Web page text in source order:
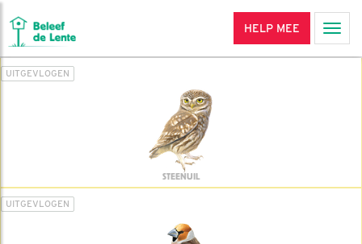
HELP MEE
UITGEVLOGEN
STEENUIL
UITGEVLOGEN